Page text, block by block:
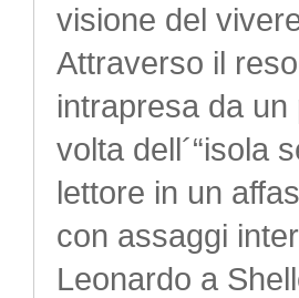
visione del
Attraverso il
intrapresa da
volta dell´“isola
lettore in un
con assaggi
Leonardo a